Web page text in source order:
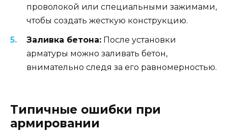
проволокой или специальными зажимами,
чтобы создать жесткую конструкцию.
Заливка бетона: После установки
арматуры можно заливать бетон,
внимательно следя за его равномерностью.
Типичные ошибки при
армировании